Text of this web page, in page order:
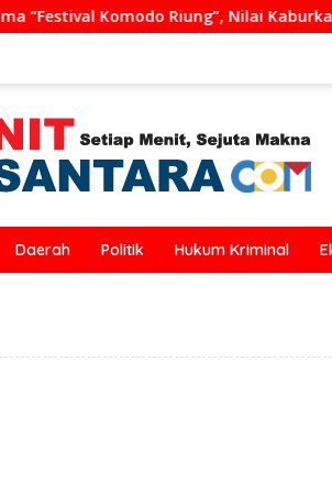
Riung”, Nilai Kaburkan Identitas
Daerah Politik Hukum Kriminal